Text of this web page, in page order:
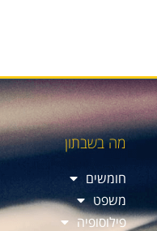
מה בשבתון
חומשים
משפט
פילוסופיה